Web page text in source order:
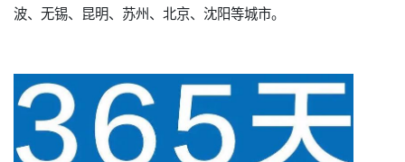
波、无锡、昆明、苏州、北京、沈阳等城市。